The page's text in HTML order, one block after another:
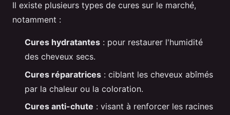
Il existe plusieurs types de cures sur le marché,
notamment :
Cures hydratantes : pour restaurer l'humidité
des cheveux secs.
Cures réparatrices : ciblant les cheveux abîmés
par la chaleur ou la coloration.
Cures anti-chute : visant à renforcer les racines